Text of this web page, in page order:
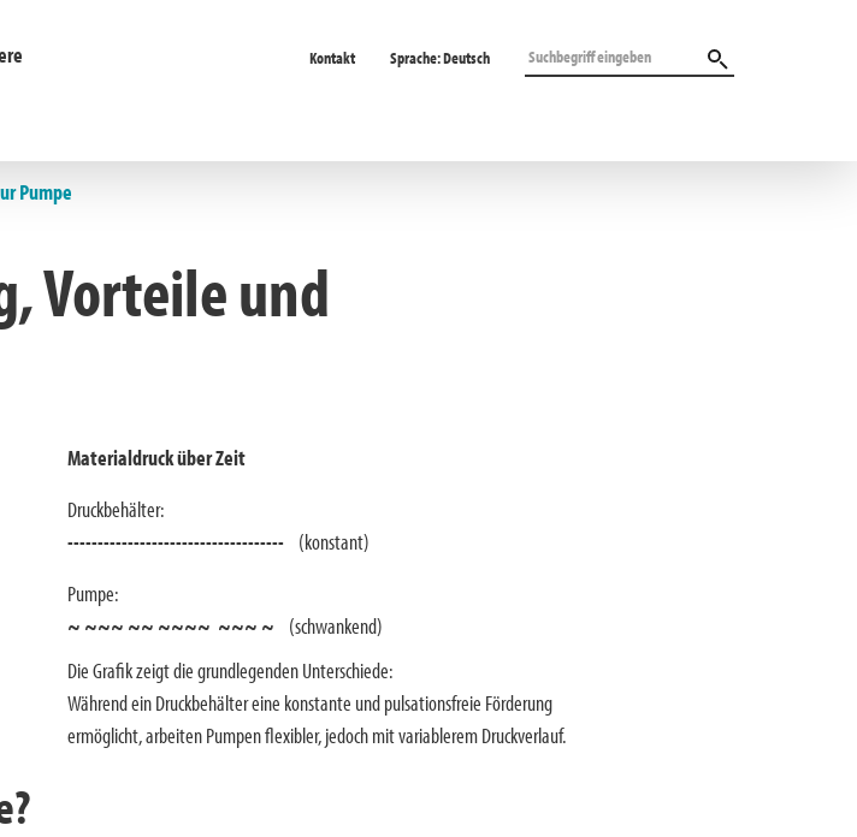
Kontakt Sprache:Deutsch
Pumpe
Vorteile und
Materialdruck über Zeit
Druckbehälter:
------------------------------------ (konstant)
Pumpe:
~ ~~~ ~~ ~~~~ ~~~ ~ (schwankend)
Die Grafik zeigt die grundlegenden Unterschiede:
Während ein Druckbehälter eine konstante und pulsationsfreie Förderung
ermöglicht, arbeiten Pumpen flexibler, jedoch mit variablerem Druckverlauf.